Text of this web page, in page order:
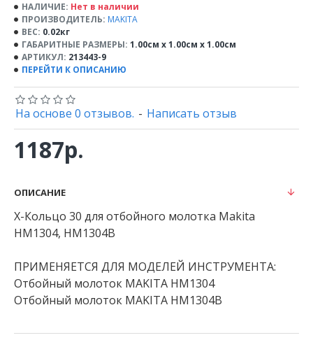
НАЛИЧИЕ: Нет в наличии
ПРОИЗВОДИТЕЛЬ: MAKITA
ВЕС: 0.02кг
ГАБАРИТНЫЕ РАЗМЕРЫ: 1.00см x 1.00см x 1.00см
АРТИКУЛ: 213443-9
ПЕРЕЙТИ К ОПИСАНИЮ
На основе 0 отзывов. - Написать отзыв
1187р.
ОПИСАНИЕ
X-Кольцо 30 для отбойного молотка Makita
HM1304, HM1304B
ПРИМЕНЯЕТСЯ ДЛЯ МОДЕЛЕЙ ИНСТРУМЕНТА:
Отбойный молоток MAKITA HM1304
Отбойный молоток MAKITA HM1304B